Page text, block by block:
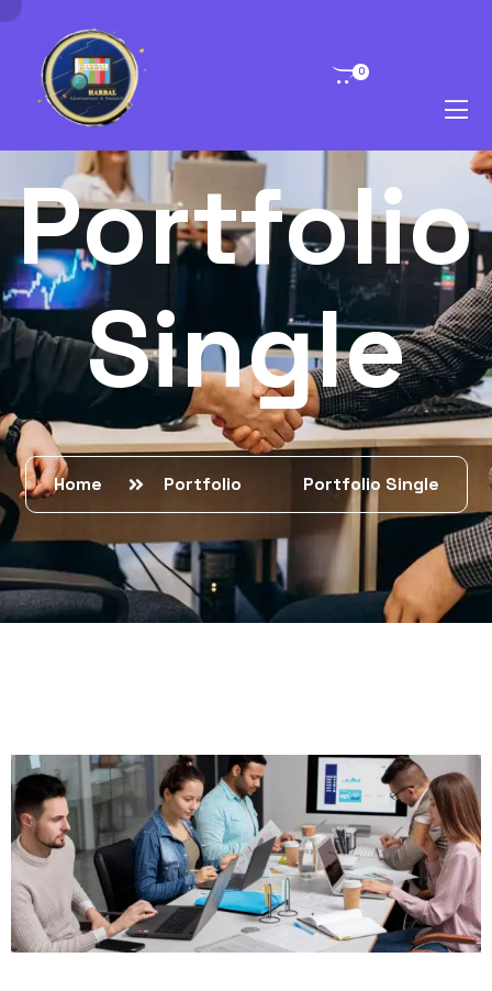
0
Portfolio
Single
Home Portfolio Portfolio Single